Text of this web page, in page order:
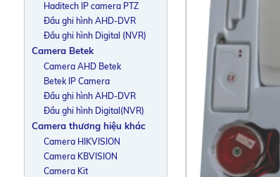
Haditech IP camera PTZ
Đầu ghi hình AHD-DVR
Đầu ghi hình Digital (NVR)
Camera Betek
Camera AHD Betek
Betek IP Camera
Đầu ghi hình AHD-DVR
Đầu ghi hình Digital(NVR)
Camera thương hiệu khác
Camera HIKVISION
Camera KBVISION
Camera Kit